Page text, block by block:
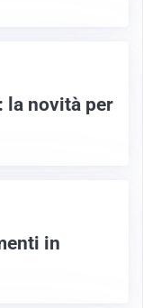
la novità per
in